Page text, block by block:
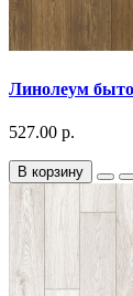
Линолеум
527.00 р.
В корзину